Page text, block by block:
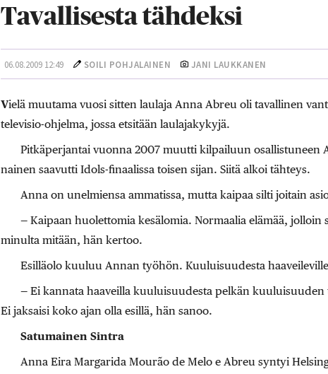
Tavallisesta tähdeksi
06.08.2009 12:49 SOILI POHJALAINEN JANI LAUKKANEN
Vielä muutama vuosi sitten laulaja Anna Abreu oli tavallinen
televisio-ohjelma, jossa etsitään laulajakykyjä.
Pitkäperjantai vuonna 2007 muutti kilpailuun osallistuneen
nainen saavutti Idols-finaalissa toisen sijan. Siitä alkoi tähteys.
Anna on unelmiensa ammatissa, mutta kaipaa silti joitain
— Kaipaan huolettomia kesälomia. Normaalia elämää,
minulta mitään, hän kertoo.
Esilläolo kuuluu Annan työhön. Kuuluisuudesta
— Ei kannata haaveilla kuuluisuudesta pelkän
Ei jaksaisi koko ajan olla esillä, hän sanoo.
Satumainen Sintra
Anna Eira Margarida Mourão de Melo e Abreu syntyi